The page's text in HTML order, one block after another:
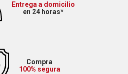
Entrega a domicilio
en 24 horas*
Compra
100% segura